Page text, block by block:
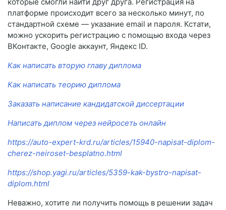
платформе происходит всего за несколько минут, по
стандартной схеме — указание email и пароля. Кстати,
можно ускорить регистрацию с помощью входа через
ВКонтакте, Google аккаунт, Яндекс ID.
Как написать вторую главу диплома
Как написать теорию диплома
Заказать написание кандидатской диссертации
Написать диплом через нейросеть онлайн
https://auto-expert-krd.ru/articles/15940-napisat-diplom-
cherez-neiroset-besplatno.html
https://shop.yagi.ru/articles/5359-kak-bystro-napisat-
diplom.html
Неважно, хотите ли получить помощь в решении задач